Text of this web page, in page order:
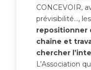
CONCEVOIR,
prévisibilité…,
repositionner
chaîne et
chercher
L’Association